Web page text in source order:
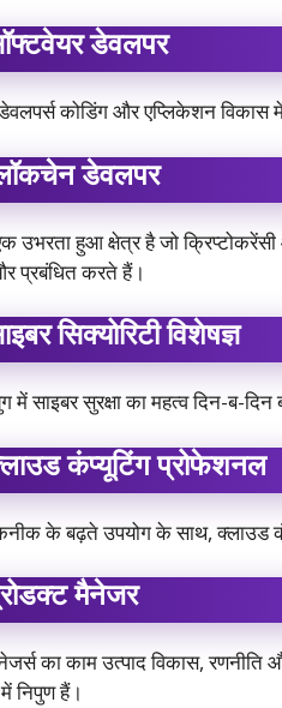
डेवलपर
कोडिंग और एप्लिकेशन
डेवलपर
उभरता हुआ क्षेत्र है जो क्रिप्टोकरेंसी
प्रबंधित करते हैं।
सिक्योरिटी विशेषज्ञ
में साइबर सुरक्षा का महत्व दिन-ब-
कंप्यूटिंग प्रोफेशनल
के बढ़ते उपयोग के साथ, क्लाउड
मैनेजर
का काम उत्पाद विकास,
निपुण हैं।